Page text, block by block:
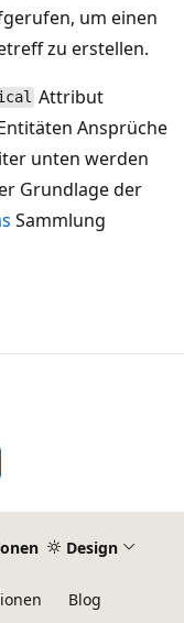
um einen
zu erstellen.
Attribut
Ansprüche
unten werden
Grundlage der
Sammlung
Design
Blog